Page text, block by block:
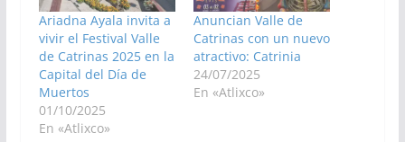
Ariadna Ayala invita a
vivir el Festival Valle
de Catrinas 2025 en la
Capital del Día de
Muertos
01/10/2025
En «Atlixco»
Anuncian Valle de
Catrinas con un nuevo
atractivo: Catrinia
24/07/2025
En «Atlixco»